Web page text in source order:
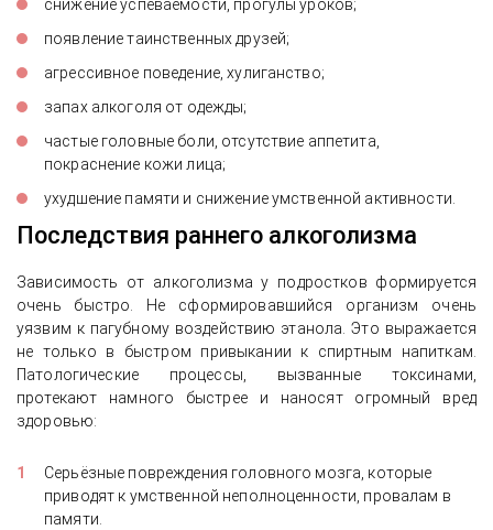
снижение успеваемости, прогулы уроков;
появление таинственных друзей;
агрессивное поведение, хулиганство;
запах алкоголя от одежды;
частые головные боли, отсутствие аппетита,
покраснение кожи лица;
ухудшение памяти и снижение умственной активности.
Последствия раннего алкоголизма
Зависимость от алкоголизма у подростков формируется
очень быстро. Не сформировавшийся организм очень
уязвим к пагубному воздействию этанола. Это выражается
не только в быстром привыкании к спиртным напиткам.
Патологические процессы, вызванные токсинами,
протекают намного быстрее и наносят огромный вред
здоровью:
Серьёзные повреждения головного мозга, которые
приводят к умственной неполноценности, провалам в
памяти.